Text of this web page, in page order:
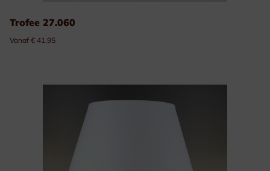
Trofee 27.060
Vanaf € 41.95